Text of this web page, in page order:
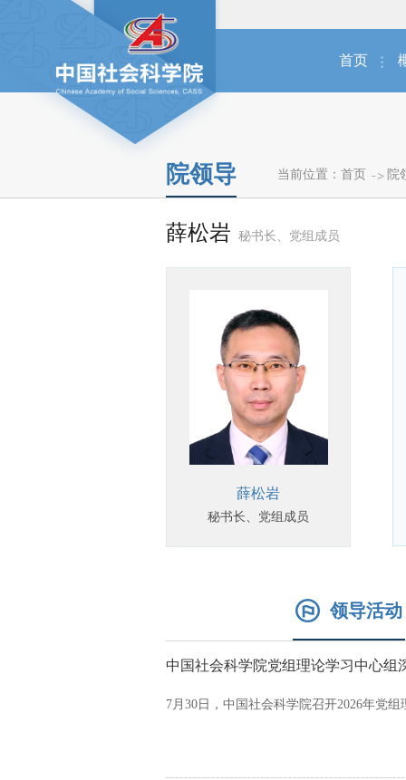
首页
院领导 当前位置： 首页 院
薛松岩 秘书长、党组成员
薛松岩
秘书长、党组成员
领导活动
中国社会科学院党组理论学习中心
7月30日，中国社会科学院召开2026年党